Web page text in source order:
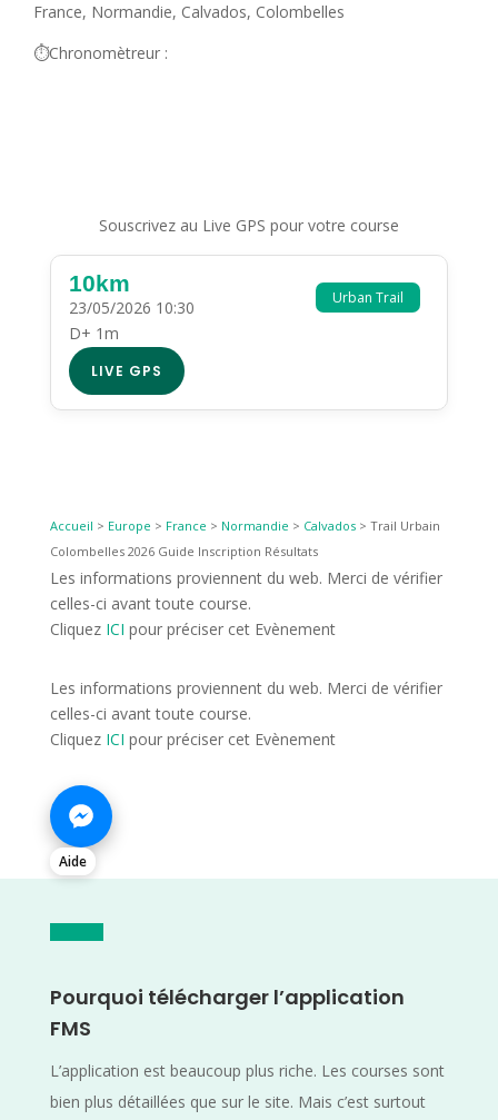
France, Normandie, Calvados, Colombelles
⏱️Chronomètreur :
Souscrivez au Live GPS pour votre course
Urban Trail
10km
23/05/2026 10:30
D+ 1m
LIVE GPS
Accueil > Europe > France > Normandie > Calvados> Trail Urbain
Colombelles 2026 Guide Inscription Résultats
Les informations proviennent du web. Merci de vérifier
celles-ci avant toute course.
Cliquez ICI pour préciser cet Evènement
Les informations proviennent du web. Merci de vérifier
celles-ci avant toute course.
Cliquez ICI pour préciser cet Evènement
Aide
Pourquoi télécharger l’application
FMS
L’application est beaucoup plus riche. Les courses sont
bien plus détaillées que sur le site. Mais c’est surtout